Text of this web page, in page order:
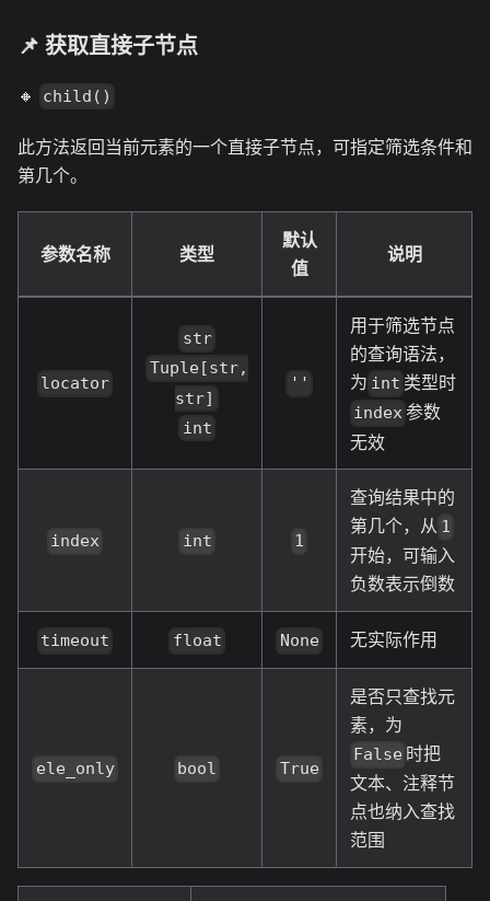
📌 获取直接子节点
🔸 child()
此方法返回当前元素的一个直接子节点，可指定筛选条件和
第几个。
参数名称 类型
默认
值
说明
locator
str
Tuple[str,
str]
int
''
用于筛选节点
的查询语法，
为 int 类型时
index参数
无效
index int 1
查询结果中的
第几个，从 1
开始，可输入
负数表示倒数
timeout float None 无实际作用
ele_only bool True
是否只查找元
素，为
False 时把
文本、注释节
点也纳入查找
范围